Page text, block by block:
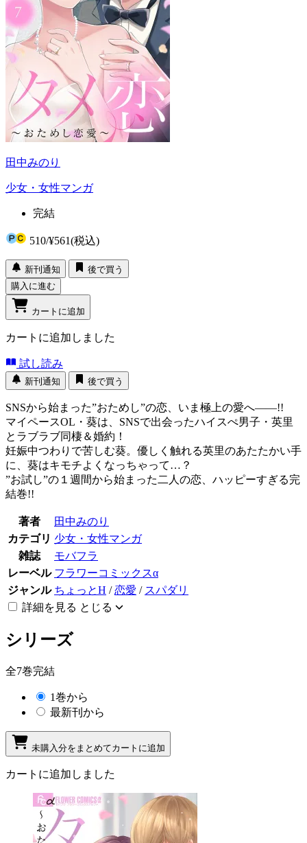
田中みのり
少女・女性マンガ
完結
510/¥561(税込)
新刊通知
後で買う
購入に進む
カートに追加
カートに追加しました
試し読み
新刊通知 後で買う
SNSから始まった”おためし”の恋、いま極上の愛へ――!!
マイペースOL・葵は、SNSで出会ったハイスぺ男子・英里
とラブラブ同棲＆婚約！
妊娠中つわりで苦しむ葵。優しく触れる英里のあたたかい手
に、葵はキモチよくなっちゃって…？
”お試し”の１週間から始まった二人の恋、ハッピーすぎる完
結巻!!
著者
田中みのり
カテゴリ 少女・女性マンガ
雑誌
モバフラ
レーベル フラワーコミックスα
ジャンル ちょっとH /恋愛 / スパダリ
詳細を見る とじる
シリーズ
全7巻完結
1巻から
最新刊から
未購入分をまとめてカートに追加
カートに追加しました